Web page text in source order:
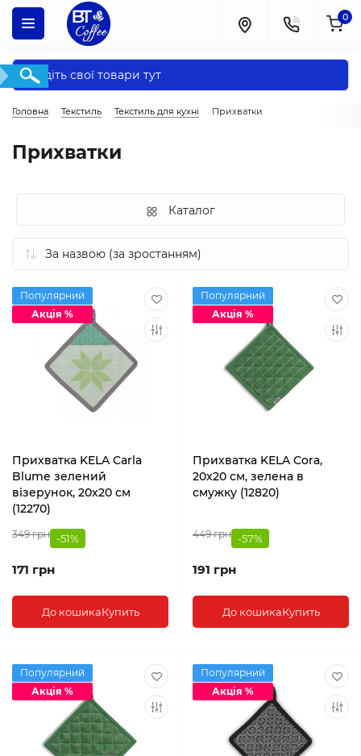
0
Головна Текстиль Текстиль для кухні Прихватки
Прихватки
Каталог
Популярний
Акція %
Прихватка KELA Carla
Blume зелений
візерунок, 20х20 см
(12270)
349 грн -51%
171 грн
До кошикаКупить
Популярний
Акція %
Прихватка KELA Cora,
20x20 см, зелена в
смужку (12820)
449 грн -57%
191 грн
До кошикаКупить
Популярний
Акція %
Популярний
Акція %